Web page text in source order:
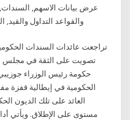
عرض بيانات الاسهم, السندات,
والقواعد التداول والقيد,
تراجعت عائدات السندات
تصويت على الثقة في مجلس
حكومة رئيس الوزراء
الحكومية في إيطالية قفزة
مستوى على الإطلاق. ويأتي